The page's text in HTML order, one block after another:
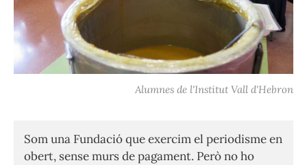
Alumnes de l'Institut Vall d'Hebron
Som una Fundació que exercim el periodisme en
obert, sense murs de pagament. Però no ho